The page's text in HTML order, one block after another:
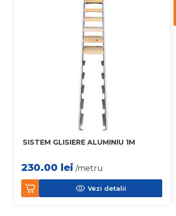
SISTEM GLISIERE ALUMINIU 1M
230.00 lei /metru
Vezi detalii